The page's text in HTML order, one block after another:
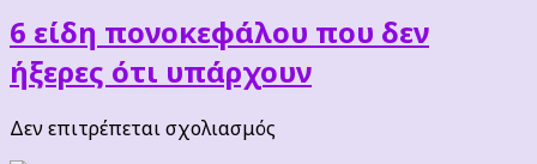
6 είδη πονοκεφάλου που δεν
ήξερες ότι υπάρχουν
Δεν επιτρέπεται σχολιασμός